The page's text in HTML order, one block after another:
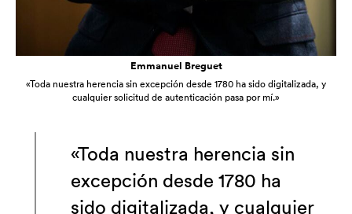
Emmanuel Breguet
«Toda nuestra herencia sin excepción desde 1780 ha sido digitalizada, y
cualquier solicitud de autenticación pasa por mí.»
«Toda nuestra herencia sin
excepción desde 1780 ha
sido digitalizada, y cualquier